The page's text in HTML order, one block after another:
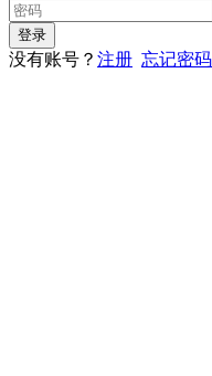
没有账号？ 注册 忘记密码